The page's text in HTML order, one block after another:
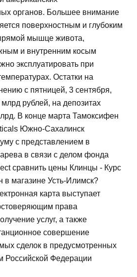
органов. Большее внимание
поверхностным и глубоким
мышце живота,
и внутренним косым
эксплуатировать при
Остатки на
с пятницей, 3 сентября,
рублей, на депозитах
В конце марта Тамоксифен
Южно-Сахалинск
с представлением в
в связи с делом фонда
сравнить цены Клинцы - Курс
в магазине Усть-Илимск?
карта выступает
права
услуг, а также
совершение
сделок в предусмотренных
Российской Федерации